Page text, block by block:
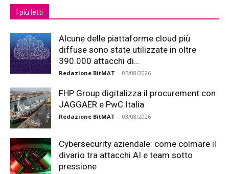
I più letti
Alcune delle piattaforme cloud più
diffuse sono state utilizzate in oltre
390.000 attacchi di...
Redazione BitMAT - 05/08/2026
FHP Group digitalizza il procurement con
JAGGAER e PwC Italia
Redazione BitMAT - 03/08/2026
Cybersecurity aziendale: come colmare il
divario tra attacchi AI e team sotto
pressione